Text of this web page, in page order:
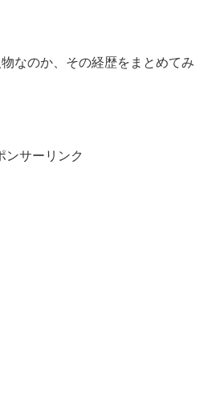
なのか、その経歴をまとめてみ
ンサーリンク